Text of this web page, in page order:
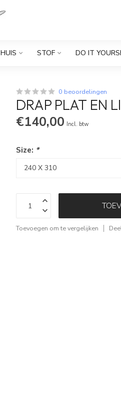
HUIS STOF DO IT
0 beoordelingen
DRAP PLAT EN
€140,00 Incl. btw
Size: *
Toevoegen om te vergelijken